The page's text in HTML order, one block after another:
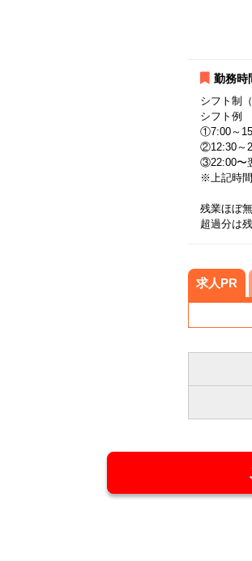
勤務時
シフト制
シフト例
①7:00～
②12:30～
③22:00〜
※上記時
残業ほぼ
超過分は
求人PR